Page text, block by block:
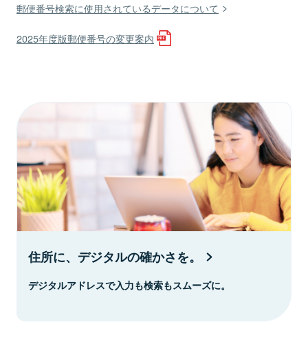
郵便番号検索に使用されているデータについて
2025年度版郵便番号の変更案内
住所に、デジタルの確かさを。
デジタルアドレスで入力も検索もスムーズに。